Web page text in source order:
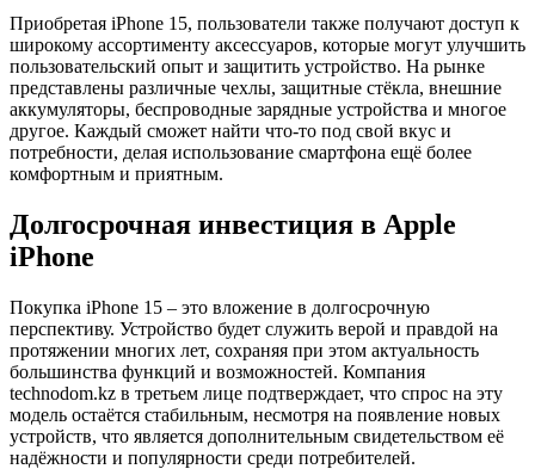
Приобретая iPhone 15, пользователи также получают доступ к
широкому ассортименту аксессуаров, которые могут улучшить
пользовательский опыт и защитить устройство. На рынке
представлены различные чехлы, защитные стёкла, внешние
аккумуляторы, беспроводные зарядные устройства и многое
другое. Каждый сможет найти что-то под свой вкус и
потребности, делая использование смартфона ещё более
комфортным и приятным.
Долгосрочная инвестиция в Apple
iPhone
Покупка iPhone 15 – это вложение в долгосрочную
перспективу. Устройство будет служить верой и правдой на
протяжении многих лет, сохраняя при этом актуальность
большинства функций и возможностей. Компания
technodom.kz в третьем лице подтверждает, что спрос на эту
модель остаётся стабильным, несмотря на появление новых
устройств, что является дополнительным свидетельством её
надёжности и популярности среди потребителей.